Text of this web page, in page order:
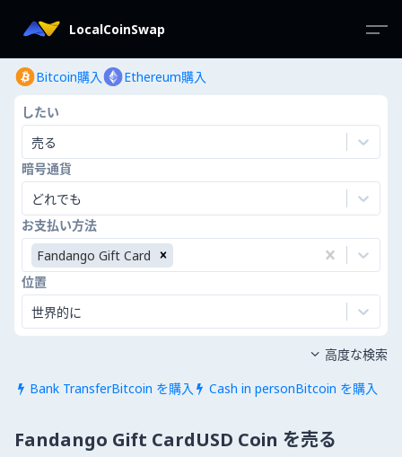
LocalCoinSwap
Bitcoin購入 Ethereum購入
したい
売る
暗号通貨
どれでも
お支払い方法
Fandango Gift Card
位置
世界的に
 Bank TransferBitcoin を購入  Cash in personBitcoin を購入
 高度な検索
Fandango Gift CardUSD Coin を売る